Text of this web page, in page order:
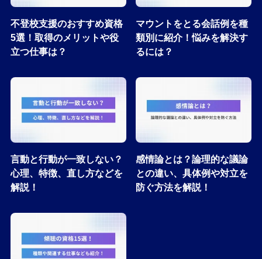
不登校支援のおすすめ資格
5選！取得のメリットや役
立つ仕事は？
マウントをとる会話例を種
類別に紹介！悩みを解決す
るには？
言動と行動が一致しない？
心理、特徴、直し方などを
解説！
感情論とは？論理的な議論
との違い、具体例や対立を
防ぐ方法を解説！